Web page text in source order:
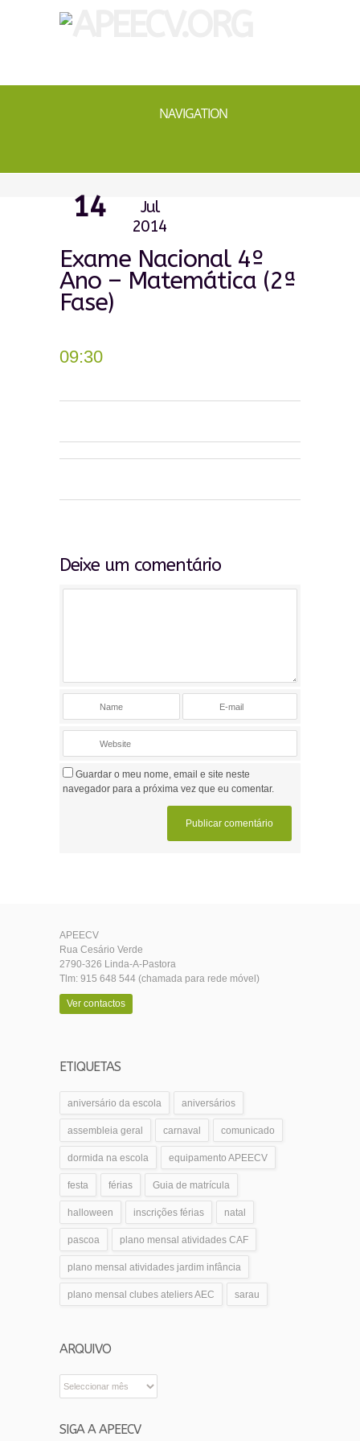
NAVIGATION
14
Jul
2014
Exame Nacional 4º
Ano – Matemática (2ª
Fase)
09:30
Deixe um comentário
Guardar o meu nome, email e site neste
navegador para a próxima vez que eu comentar.
APEECV
Rua Cesário Verde
2790-326 Linda-A-Pastora
Tlm: 915 648 544 (chamada para rede móvel)
Ver contactos
ETIQUETAS
aniversário da escola aniversários
assembleia geral carnaval comunicado
dormida na escola equipamento APEECV
festa férias Guia de matrícula
halloween inscrições férias natal
pascoa plano mensal atividades CAF
plano mensal atividades jardim infância
plano mensal clubes ateliers AEC sarau
ARQUIVO
SIGA A APEECV